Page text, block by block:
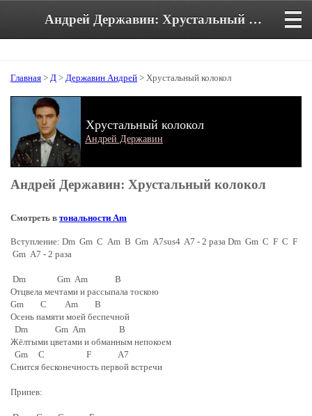
Андрей Державин: Хрустальный колокол. Аккорды и текст песни
Главная > Д > Державин Андрей > Хрустальный колокол
Хрустальный колокол
Андрей Державин
Андрей Державин: Хрустальный колокол
Смотреть в тональности Am
Вступление: Dm Gm C Am B Gm A7sus4 A7 - 2 раза Dm Gm C F C F
Gm A7 - 2 раза
Dm Gm Am B
Отцвела мечтами и рассыпала тоскою
Gm C Am B
Осень памяти моей беспечной
Dm Gm Am B
Жёлтыми цветами и обманным непокоем
Gm C F A7
Снится бесконечность первой встречи
Припев: